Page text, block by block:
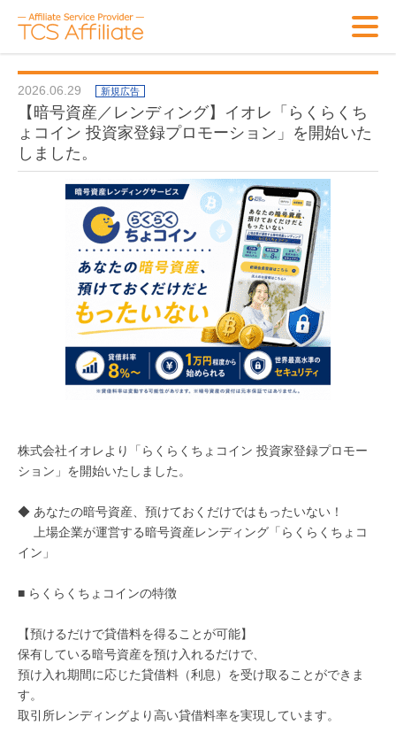
2026.06.29 新規広告
【暗号資産／レンディング】イオレ「らくらくち
ょコイン 投資家登録プロモーション」を開始いた
しました。
株式会社イオレより「らくらくちょコイン 投資家登録プロモー
ション」を開始いたしました。
◆ あなたの暗号資産、預けておくだけではもったいない！
上場企業が運営する暗号資産レンディング「らくらくちょコ
イン」
■ らくらくちょコインの特徴
【預けるだけで貸借料を得ることが可能】
保有している暗号資産を預け入れるだけで、
預け入れ期間に応じた貸借料（利息）を受け取ることができま
す。
取引所レンディングより高い貸借料率を実現しています。